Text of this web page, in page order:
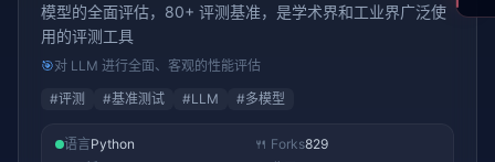
模型的全面评估，80+ 评测基准，是学术界和工业界广泛使
用的评测工具
🎯对 LLM 进行全面、客观的性能评估
#评测 #基准测试 #LLM #多模型
语言Python 🍴 Forks829